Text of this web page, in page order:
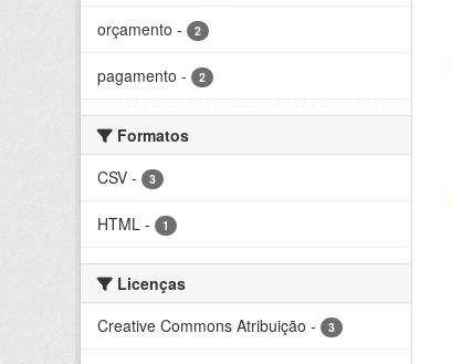
orçamento - 2
pagamento - 2
Formatos
CSV - 3
HTML - 1
Licenças
Creative Commons Atribuição - 3